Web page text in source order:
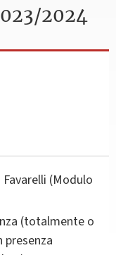
2024
(Modulo
(totalmente o
presenza